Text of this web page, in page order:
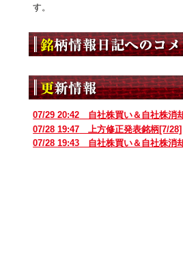
す。
07/29 20:42 自社株買い＆自社株消
07/28 19:47 上方修正発表銘柄[7/28]
07/28 19:43 自社株買い＆自社株消